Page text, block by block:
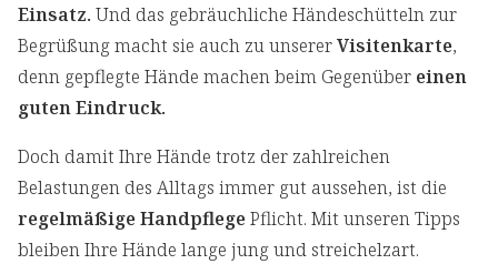
Einsatz. Und das gebräuchliche Händeschütteln zur
Begrüßung macht sie auch zu unsererVisitenkarte,
denn gepflegte Hände machen beim Gegenüber einen
guten Eindruck.
Doch damit Ihre Hände trotz der zahlreichen
Belastungen des Alltags immer gut aussehen, ist die
regelmäßige HandpflegePflicht. Mit unseren Tipps
bleiben Ihre Hände lange jung und streichelzart.